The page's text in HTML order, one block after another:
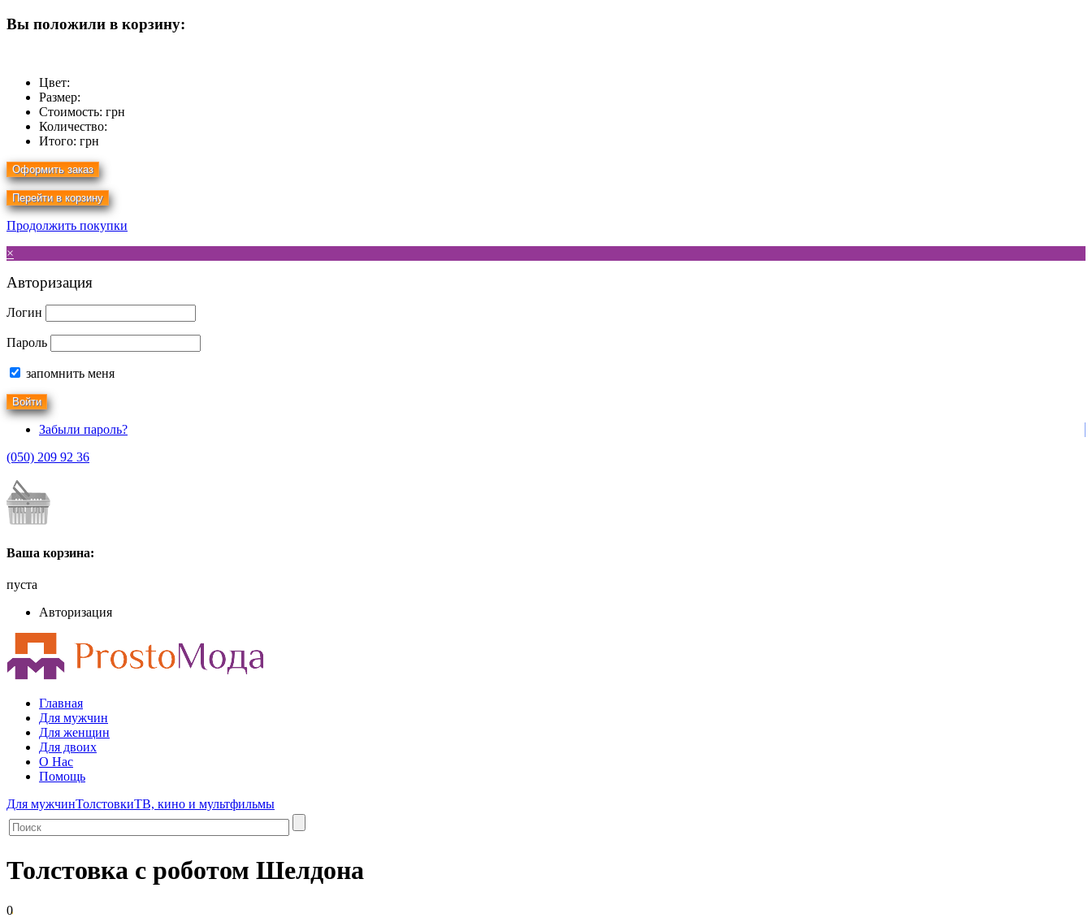
Вы положили в корзину:
Цвет:
Размер:
Стоимость: грн
Количество:
Итого: грн
Продолжить покупки
×
Авторизация
Логин
Пароль
запомнить меня
Забыли пароль?
(050) 209 92 36
Ваша корзина:
пуста
Авторизация
Главная
Для мужчин
Для женщин
Для двоих
О Нас
Помощь
Для мужчинТолстовкиТВ, кино и мультфильмы
Толстовка с роботом Шелдона
0